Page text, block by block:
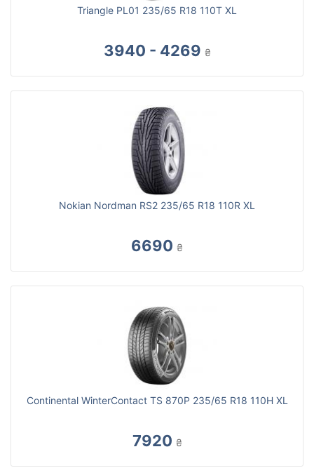
Triangle PL01 235/65 R18 110T XL
3940 - 4269 ₴
Nokian Nordman RS2 235/65 R18 110R XL
6690 ₴
Continental WinterContact TS 870P 235/65 R18 110H XL
7920 ₴